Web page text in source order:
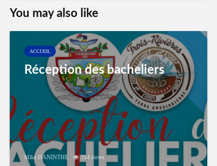
You may also like
ACCUEIL
Réception des bacheliers
Mike DANINTHE 514 views